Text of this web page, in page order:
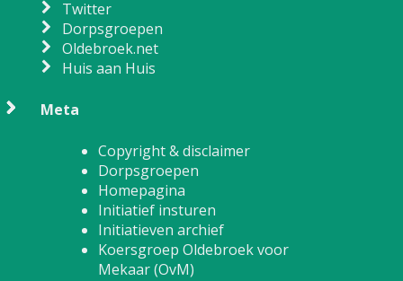
Twitter
Dorpsgroepen
Oldebroek.net
Huis aan Huis
Meta
Copyright & disclaimer
Dorpsgroepen
Homepagina
Initiatief insturen
Initiatieven archief
Koersgroep Oldebroek voor
Mekaar (OvM)